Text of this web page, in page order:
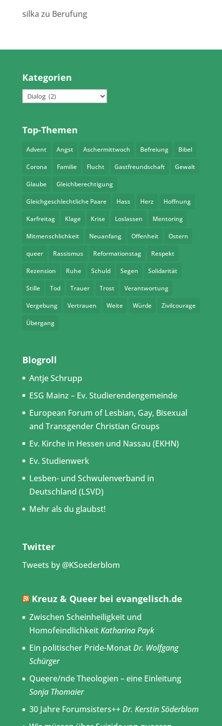
silka zu Berufung
Kategorien
Kategorien
Top-Themen
Advent Angst Aschermittwoch Befreiung Bibel
Corona Familie Flucht Gastfreundschaft Gewalt
Glaube Gleichberechtigung
Gleichgeschlechtliche Paare Hass Herz Hoffnung
Karfreitag Klage Krise Loslassen Mentoring
Mitmenschlichkeit Neuanfang Offenheit Ostern
queer Rassismus Reformationstag Respekt
Rezension Ruhe Schuld Segen Solidarität
Stille Tod Trauer Trost Verantwortung
Vergebung Vertrauen Weite Würde Zivilcourage
Übergang
Blogroll
Antje Schrupp
ESG Mainz – Ev. Studierendengemeinde
European Forum of Lesbian, Gay, Bisexual
and Transgender Christian Groups
Ev. Kirche in Hessen und Nassau (EKHN)
Ev. Studienwerk
Lesben- und Schwulenverband in
Deutschland (LSVD)
Mehr als du glaubst!
Twitter
Tweets by @KSoederblom
Kreuz & Queer bei evangelisch.de
Zwischen Scheinheiligkeit und
HomofeindlichkeitKatharina Payk
Ein politischer Pride-MonatDr. Wolfgang
Schürger
Queere/nde Theologien – eine Einleitung
Sonja Thomaier
30 Jahre Forumsisters++Dr. Kerstin Söderblom